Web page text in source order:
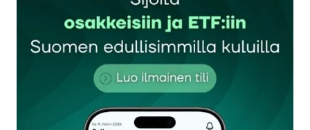
Sähköpostiosoitettasi ei julkaista.Pakolliset
kentät on merkitty*
Kommentti*